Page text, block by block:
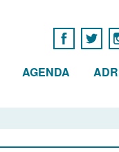
AGENDA